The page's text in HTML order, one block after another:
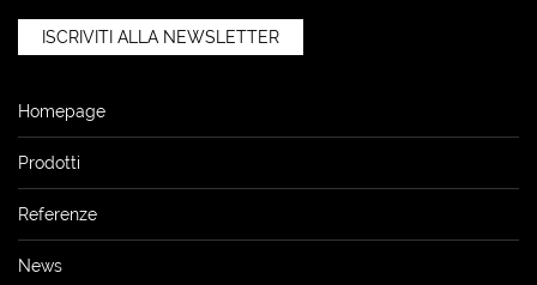
ISCRIVITI ALLA NEWSLETTER
Homepage
Prodotti
Referenze
News